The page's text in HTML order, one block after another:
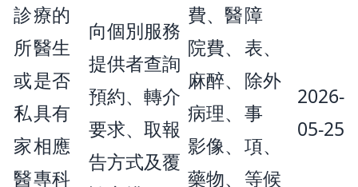
診
所
或
私
家
醫
療的
醫生
是否
具有
相應
專科
向個別服務
提供者查詢
預約、轉介
要求、取報
告方式及覆
費、醫
院費、
麻醉、
病理、
影像、
藥物、
障
表、
除外
事
項、
等候
2026-
05-25